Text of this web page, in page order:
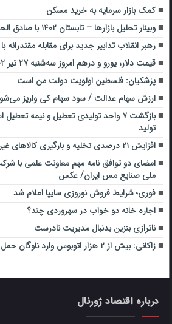
کمک بازار سرمایه به خرید مسکن
وبینار تحلیل بازارها – تابستان ۱۴۰۲ با صادق الحسینی
رهبر انقلاب تدابیر جدید برای مقابله مقتدرانه
قیمت دلار، یورو و درهم امروز سه‌شنبه ۲۷ تیر ۱۴۰۲
پزشکیان: فلسطین اولویت دولت من است
ارزش سهام عدالت / سود سهام کی واریز
بازگشت ۷ واحد تولیدی تعطیل و نیمه
تولید
افزایش ۲۱ درصدی تخلیه و بارگیری کالاهای غیرنفتی از بنادر قشم
امضای دو توافق نامه مهم معاونت علمی با
ملی صنایع مس ایران/ عکس
فوری؛ شرایط فروش نوروزی سایپا اعلام شد
اجاره خانه دو خواب در سهروردی چند؟
ناترازی بنزین بدنبال مدیریت نادرست
زاکانی: بیش از ۲ هزار اتوبوس وارد ناوگان حمل و نقل می‌شود
درباره اقتصاد ژورنال